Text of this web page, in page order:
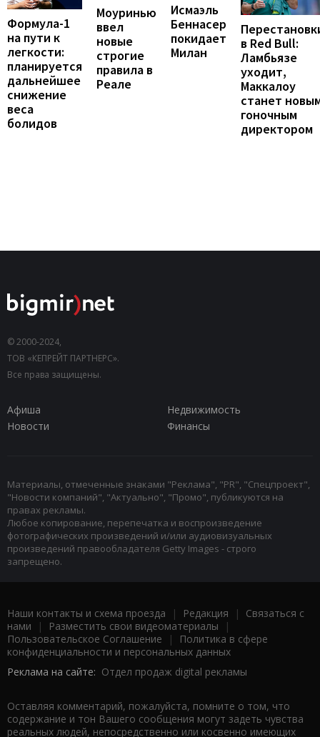
Формула-1
на пути к
легкости:
планируется
дальнейшее
снижение
веса
болидов
Моуринью
ввел
новые
строгие
правила в
Реале
Исмаэль
Беннасер
покидает
Милан
в Red Bull:
Ламбьязе
уходит,
Маккалоу
станет
гоночным
директором
© 2000-2024,
ТОВ «КЕПРЕЙТ ПАРТНЕРС».
Все права защищены.
Афиша
Недвижимость
Новости
Финансы
Материалы, отмеченные знаками "Реклама", "PR", "Спецпроект",
"Новости компаний", "Актуально", "Промо", публикуются на
правах рекламы.
Любое копирование, перепечатка и воспроизведение
фотографических произведений и/или аудиовизуальных
произведений правообладателя Getty Images - строго
запрещено.
Наши контакты и схема проезда | Редакция | Связаться с
нами | Разместить свои видеоматериалы |
Пользовательское Соглашение |
Политика в сфере
конфиденциальности и персональных данных
Реклама на сайте: Отдел продаж digital рекламы
Оставляя комментарий, пожалуйста, помните о том, что
содержание и тон Вашего сообщения могут задеть чувства
реальных людей, непосредственно или косвенно имеющих